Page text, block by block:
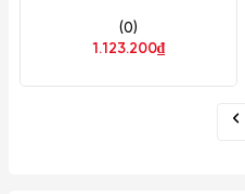
(0)
1.123.200₫